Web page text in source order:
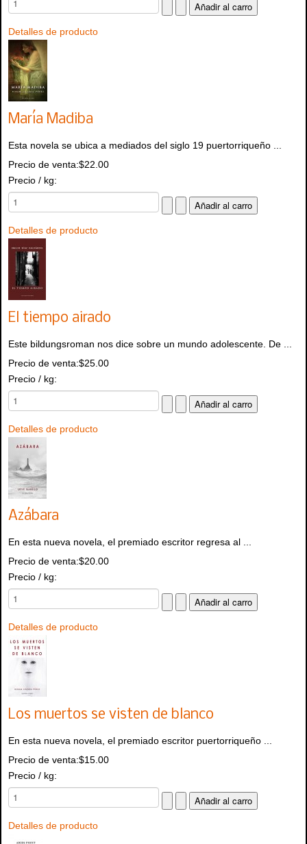
Detalles de producto
María Madiba
Esta novela se ubica a mediados del siglo 19 puertorriqueño ...
Precio de venta:$22.00
Precio / kg:
Detalles de producto
El tiempo airado
Este bildungsroman nos dice sobre un mundo adolescente. De ...
Precio de venta:$25.00
Precio / kg:
Detalles de producto
Azábara
En esta nueva novela, el premiado escritor regresa al ...
Precio de venta:$20.00
Precio / kg:
Detalles de producto
Los muertos se visten de blanco
En esta nueva novela, el premiado escritor puertorriqueño ...
Precio de venta:$15.00
Precio / kg:
Detalles de producto